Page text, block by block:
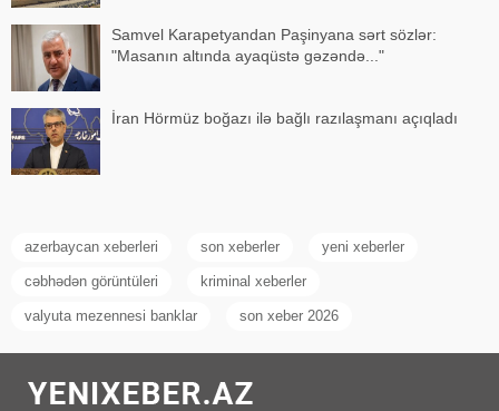
Samvel Karapetyandan Paşinyana sərt sözlər:
"Masanın altında ayaqüstə gəzəndə..."
İran Hörmüz boğazı ilə bağlı razılaşmanı açıqladı
azerbaycan xeberleri son xeberler yeni xeberler
cəbhədən görüntüleri kriminal xeberler
valyuta mezennesi banklar son xeber 2026